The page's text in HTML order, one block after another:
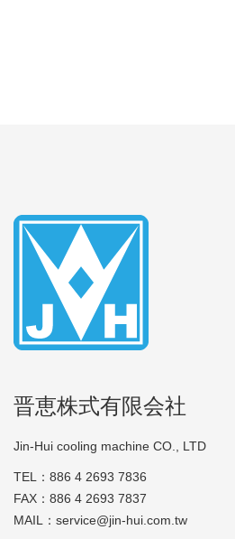
晋恵株式有限会社
Jin-Hui cooling machine CO., LTD
TEL：886 4 2693 7836
FAX：886 4 2693 7837
MAIL：service@jin-hui.com.tw